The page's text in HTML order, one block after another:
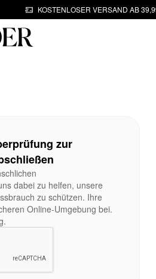
KOSTENLOSER VERSAND AB
zur
dabei zu helfen, unsere
zu schützen. Ihre
Online-Umgebung bei.